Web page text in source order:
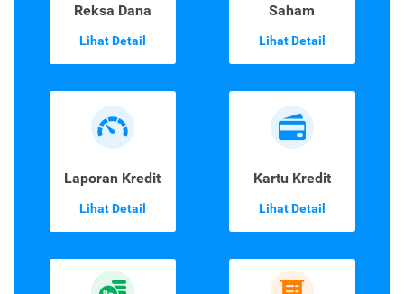
Reksa Dana
Lihat Detail
Saham
Lihat Detail
Laporan Kredit
Lihat Detail
Kartu Kredit
Lihat Detail